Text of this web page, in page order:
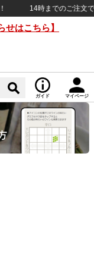
14時までのご注文で
せはこちら】
ガイド マイページ